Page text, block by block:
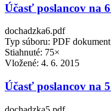
Účasť poslancov na
dochadzka6.pdf
Typ súboru: PDF
Stiahnuté: 75×
Vložené: 4. 6. 2015
Účasť poslancov na